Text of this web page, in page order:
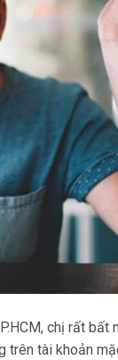
chị rất
tài khoản